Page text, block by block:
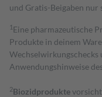
und Gratis-Beigaben
1 Eine pharmazeutische
Produkte in deinem
Anwendungshinweise
2Biozidprodukte